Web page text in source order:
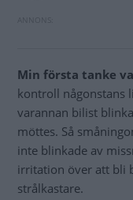
Min första tanke
kontroll någonstans
varannan bilist
möttes. Så
inte blinkade av
irritation över att bli
strålkastare.